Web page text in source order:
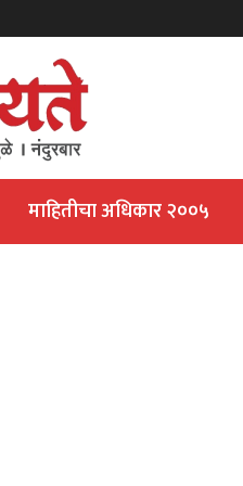
माहितीचा अधिकार २००५